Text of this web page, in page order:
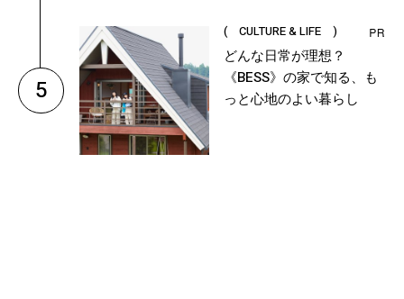
5
( CULTURE & LIFE )
どんな日常が理想？
《BESS》の家で知る、も
っと心地のよい暮らし